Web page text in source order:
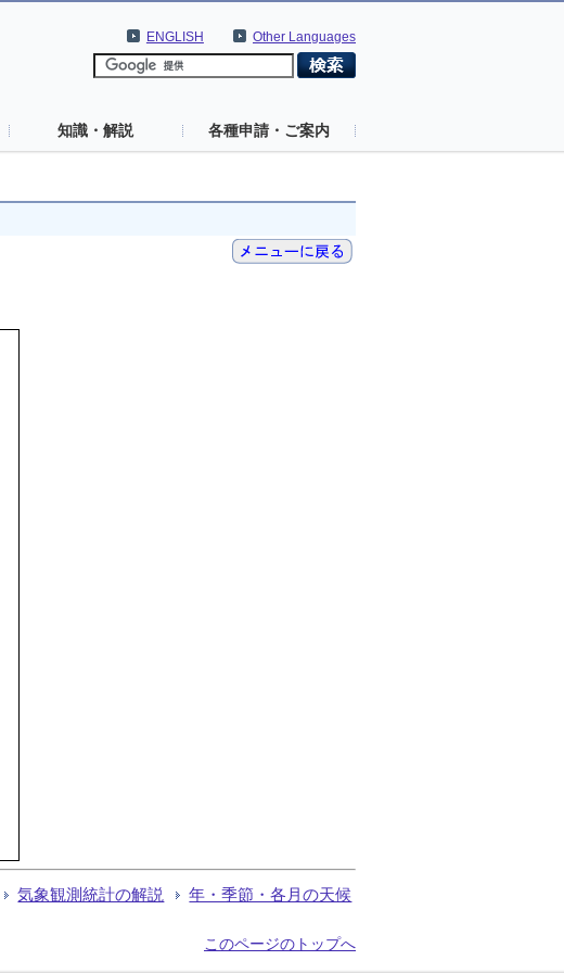
Other Languages
ENGLISH
知識・解説 各種申請・ご案内
気象観測統計の解説 年・季節・各月の天候
このページのトップへ